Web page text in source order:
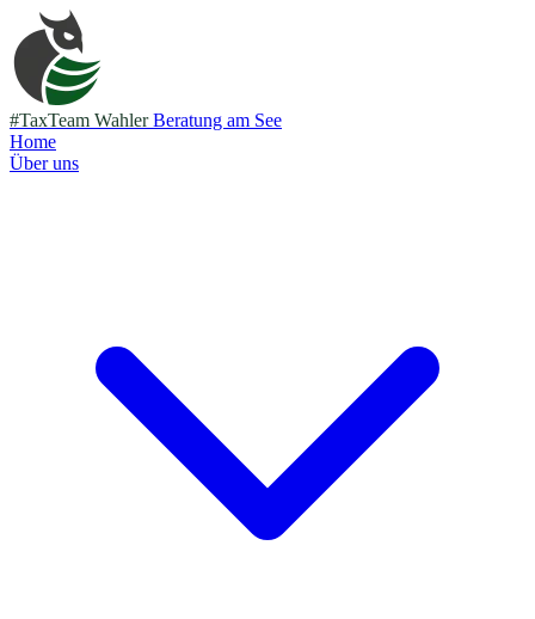
#TaxTeam Wahler Beratung am See
Home
Über uns